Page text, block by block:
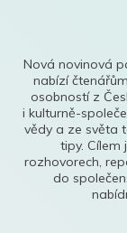
Nová novinová
nabízí
osobností z
i kulturně-
vědy a ze světa
tipy. Cílem
rozhovorech,
do